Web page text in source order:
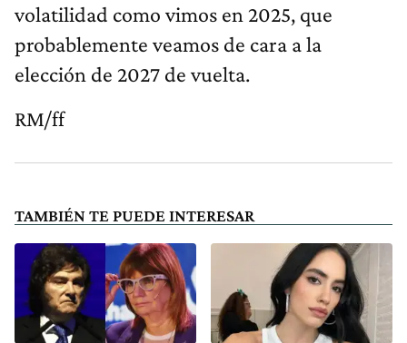
volatilidad como vimos en 2025, que
probablemente veamos de cara a la
elección de 2027 de vuelta.
RM/ff
TAMBIÉN TE PUEDE INTERESAR